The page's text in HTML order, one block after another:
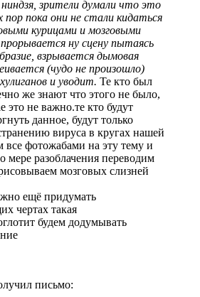
зрители думали что это
пока они не стали кидаться
курицами и мозговыми
ну сцену пытаясь
взрывается дымовая
(чудо не произошло)
и уводит. Те кто был
же знают что этого не было,
это не важно.те кто будут
данное, будут только
вируса в кругах нашей
фотожабами на эту тему и
мере разоблачения переводим
мозговых слизней
ещё придумать
чертах такая
будем додумывать
письмо: